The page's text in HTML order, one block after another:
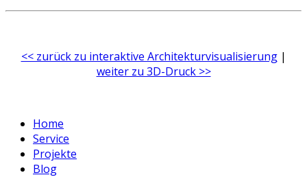
<< zurück zu interaktive Architekturvisualisierung|
weiter zu 3D-Druck >>
Home
Service
Projekte
Blog